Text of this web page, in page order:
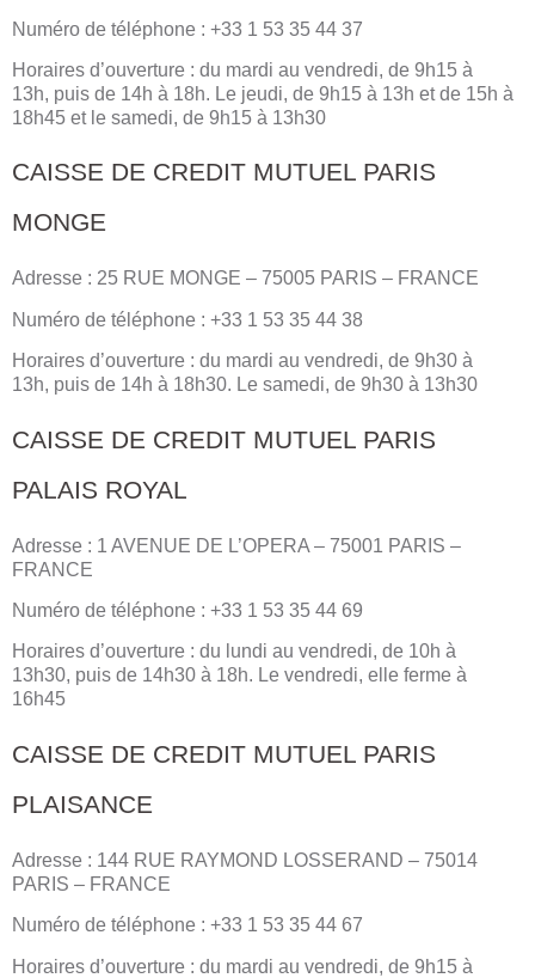
Numéro de téléphone : +33 1 53 35 44 37
Horaires d’ouverture : du mardi au vendredi, de 9h15 à
13h, puis de 14h à 18h. Le jeudi, de 9h15 à 13h et de 15h à
18h45 et le samedi, de 9h15 à 13h30
CAISSE DE CREDIT MUTUEL PARIS
MONGE
Adresse : 25 RUE MONGE – 75005 PARIS – FRANCE
Numéro de téléphone : +33 1 53 35 44 38
Horaires d’ouverture : du mardi au vendredi, de 9h30 à
13h, puis de 14h à 18h30. Le samedi, de 9h30 à 13h30
CAISSE DE CREDIT MUTUEL PARIS
PALAIS ROYAL
Adresse : 1 AVENUE DE L’OPERA – 75001 PARIS –
FRANCE
Numéro de téléphone : +33 1 53 35 44 69
Horaires d’ouverture : du lundi au vendredi, de 10h à
13h30, puis de 14h30 à 18h. Le vendredi, elle ferme à
16h45
CAISSE DE CREDIT MUTUEL PARIS
PLAISANCE
Adresse : 144 RUE RAYMOND LOSSERAND – 75014
PARIS – FRANCE
Numéro de téléphone : +33 1 53 35 44 67
Horaires d’ouverture : du mardi au vendredi, de 9h15 à